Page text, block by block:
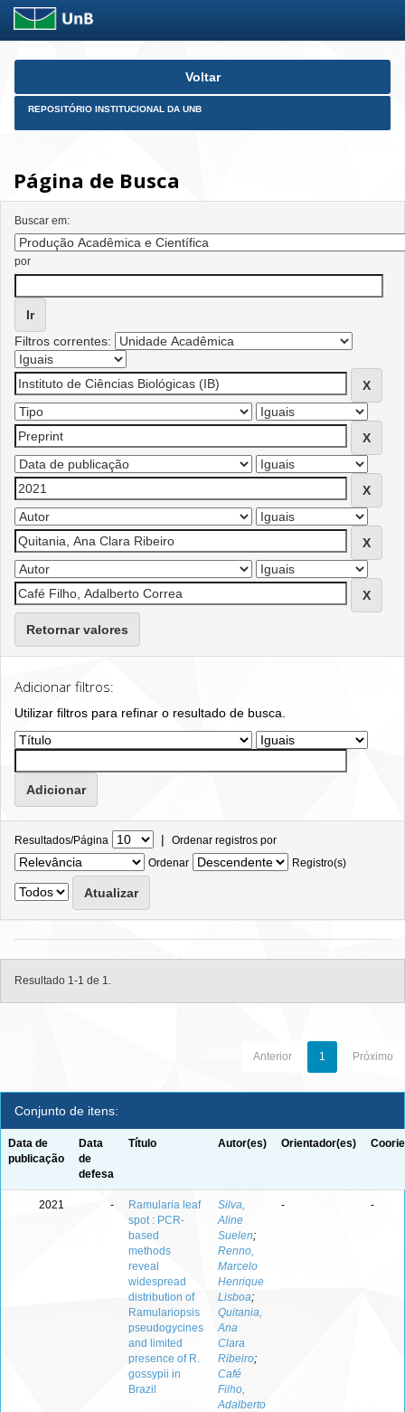
Skip
Voltar
REPOSITÓRIO INSTITUCIONAL DA UNB
Página de Busca
Buscar em:
por
Filtros correntes:
Retornar valores
Adicionar filtros:
Utilizar filtros para refinar o resultado de busca.
Resultados/Página | Ordenar registros por
Ordenar
Registro(s)
Resultado 1-1 de 1.
Anterior 1 Próximo
Conjunto de itens:
Data de
publicação
Data
de
defesa
Título Autor(es) Orientador(es)
2021 -
Ramularia leaf
spot : PCR-
based
methods
reveal
widespread
distribution of
Ramulariopsis
pseudogycines
and limited
presence of R.
gossypii in
Brazil
Silva,
Aline
Suelen;
Renno,
Marcelo
Henrique
Lisboa;
Quitania,
Ana
Clara
Ribeiro;
Café
Filho,
Adalberto
- -